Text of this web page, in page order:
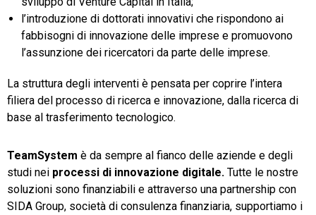
l’introduzione di dottorati innovativi che rispondono ai
fabbisogni di innovazione delle imprese e promuovono
l’assunzione dei ricercatori da parte delle imprese.
La struttura degli interventi è pensata per coprire l’intera
filiera del processo di ricerca e innovazione, dalla ricerca di
base al trasferimento tecnologico.
TeamSystem è da sempre al fianco delle aziende e degli
studi nei processi di innovazione digitale. Tutte le nostre
soluzioni sono finanziabili e attraverso una partnership con
SIDA Group, società di consulenza finanziaria, supportiamo i